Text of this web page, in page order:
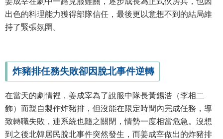
出色的料理能力獲得部隊信任，最後更以意想不到的結局維
持了緊張氛圍。
炸豬排任務失敗卻因脫北事件逆轉
在當天的劇情裡，姜成宰為了說服中隊長黃錫浩（李相二
飾）而親自製作炸豬排，但沒能在限定時間內完成任務，導
致轉職失敗，連系統也隨之關閉，情勢一度相當危急。沒想
到之後北韓居民脫北事件突然發生，而姜成宰做出的炸豬排